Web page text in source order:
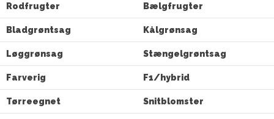
Rodfrugter Bælgfrugter
Bladgrøntsag Kålgrønsag
Løggrønsag Stængelgrøntsag
Farverig F1/hybrid
Tørreegnet Snitblomster